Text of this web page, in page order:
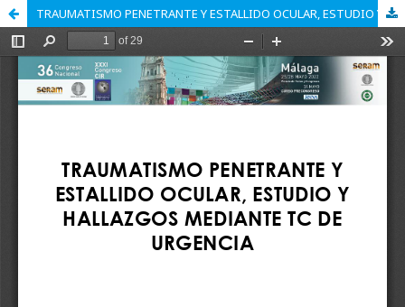
TRAUMATISMO PENETRANTE Y ESTALLIDO OCULAR, ESTUDIO Y HALLAZGOS MEDIANTE TC DE URGENCIA.